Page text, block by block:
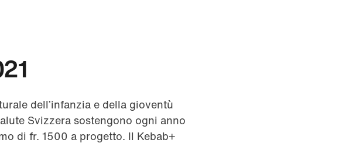
dell’infanzia e della gioventù
Svizzera sostengono ogni anno
di fr. 1500 a progetto. Il Kebab+